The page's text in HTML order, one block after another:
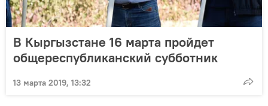
В Кыргызстане 16 марта пройдет
общереспубликанский субботник
13 марта 2019, 13:32